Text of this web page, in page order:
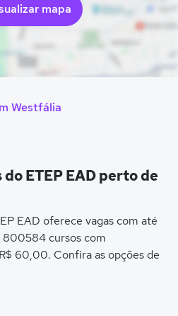
mapa
Westfália
ETEP EAD perto de
EAD oferece vagas com até
800584 cursos com
60,00. Confira as opções de